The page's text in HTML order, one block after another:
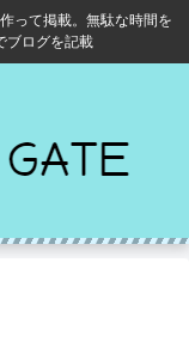
って掲載。無駄な時間を
ブログを記載